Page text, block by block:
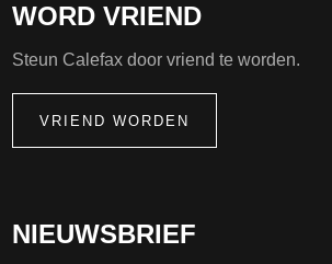
NIEUWSBRIEF
WORD VRIEND
Steun Calefax door vriend te worden.
VRIEND WORDEN